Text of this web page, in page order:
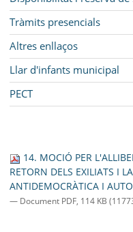
Tràmits presencials
Altres enllaços
Llar d'infants municipal
PECT
14. MOCIÓ PER
RETORN DELS EXILIATS I
ANTIDEMOCRÀTICA I
— Document PDF, 114 KB